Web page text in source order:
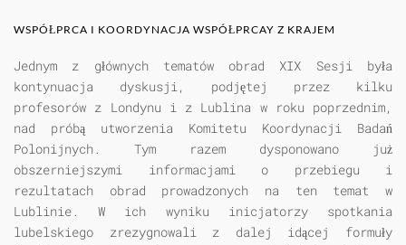
WSPÓŁPRCA I KOORDYNACJA WSPÓŁPRCAY Z KRAJEM
Jednym z głównych tematów obrad XIX Sesji była
kontynuacja dyskusji, podjętej przez kilku
profesorów z Londynu i z Lublina w roku poprzednim,
nad próbą utworzenia Komitetu Koordynacji Badań
Polonijnych. Tym razem dysponowano już
obszerniejszymi informacjami o przebiegu i
rezultatach obrad prowadzonych na ten temat w
Lublinie. W ich wyniku inicjatorzy spotkania
lubelskiego zrezygnowali z dalej idącej formuły